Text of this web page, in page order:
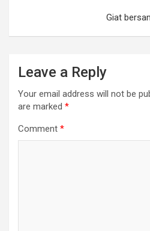
Giat
Leave a Reply
Your email address will not be
are marked *
Comment *